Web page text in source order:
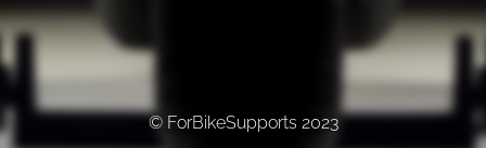
© ForBikeSupports 2023